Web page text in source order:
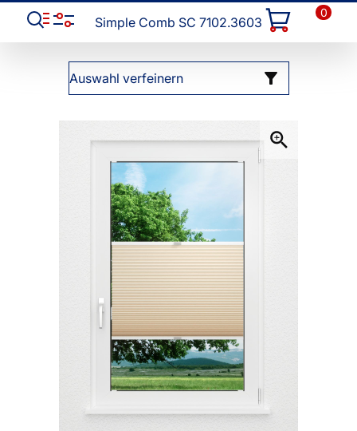
Simple Comb SC 7102.3603
0
Auswahl verfeinern